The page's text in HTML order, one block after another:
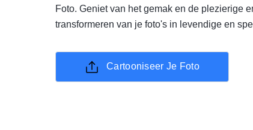
Foto. Geniet van het gemak en de plezierige
transformeren van je foto's in levendige en
Cartooniseer Je Foto